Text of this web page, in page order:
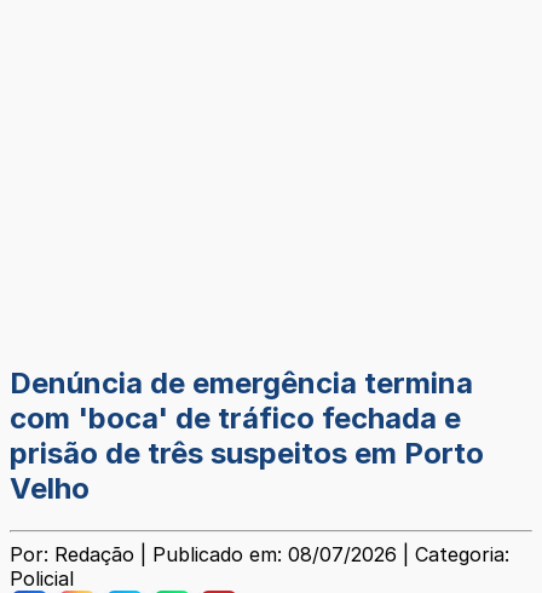
Denúncia de emergência termina
com 'boca' de tráfico fechada e
prisão de três suspeitos em Porto
Velho
Por: Redação | Publicado em: 08/07/2026 | Categoria:
Policial